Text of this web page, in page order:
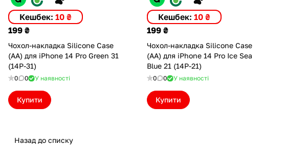
Кешбек: 10 ₴
199 ₴
Чохол-накладка Silicone Case
(AA) для iPhone 14 Pro Green 31
(14P-31)
0 0 У наявності
Купити
Кешбек:10 ₴
199 ₴
Чохол-накладка Silicone Case
(AA) для iPhone 14 Pro Ice Sea
Blue 21 (14P-21)
0 0 У наявності
Купити
Назад до списку